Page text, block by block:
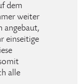
dem
weiter
angebaut,
einseitige
alle